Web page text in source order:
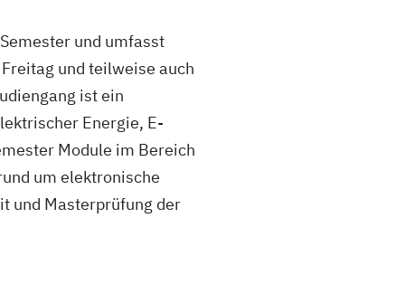
und umfasst
und teilweise auch
ist ein
Energie, E-
Module im Bereich
um elektronische
und Masterprüfung der